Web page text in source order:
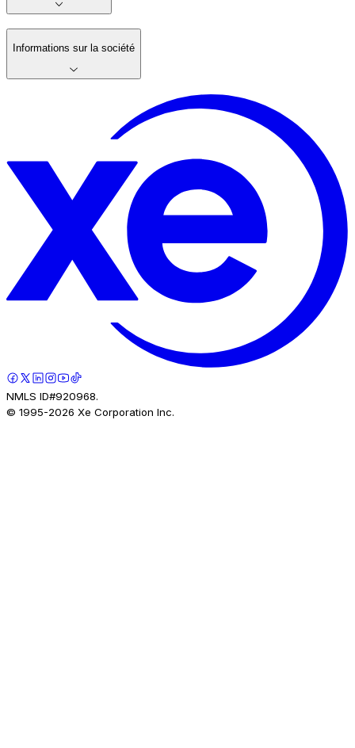
Informations sur la société
NMLS ID#920968.
© 1995-2026 Xe Corporation Inc.